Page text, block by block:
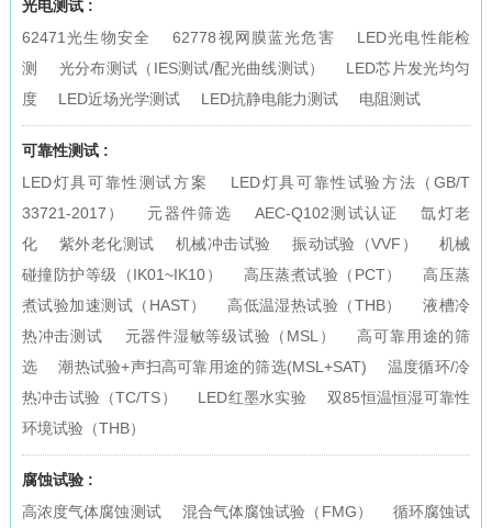
光电测试 :
62471光生物安全
62778视网膜蓝光危害
LED光电性能检
测
光分布测试（IES测试/配光曲线测试）
LED芯片发光均匀
度
LED近场光学测试 LED抗静电能力测试 电阻测试
可靠性测试 :
LED灯具可靠性测试方案
LED灯具可靠性试验方法（GB/T
33721-2017）
元器件筛选 AEC-Q102测试认证
氙灯老
化
紫外老化测试 机械冲击试验 振动试验（VVF）
机械
碰撞防护等级（IK01~IK10）
高压蒸煮试验（PCT）
高压蒸
煮试验加速测试（HAST）
高低温湿热试验（THB）
液槽冷
热冲击测试
元器件湿敏等级试验（MSL）
高可靠用途的筛
选
潮热试验+声扫高可靠用途的筛选(MSL+SAT)
温度循环/冷
热冲击试验（TC/TS）
LED红墨水实验
双85恒温恒湿可靠性
环境试验（THB）
腐蚀试验 :
高浓度气体腐蚀测试
混合气体腐蚀试验（FMG） 循环腐蚀试